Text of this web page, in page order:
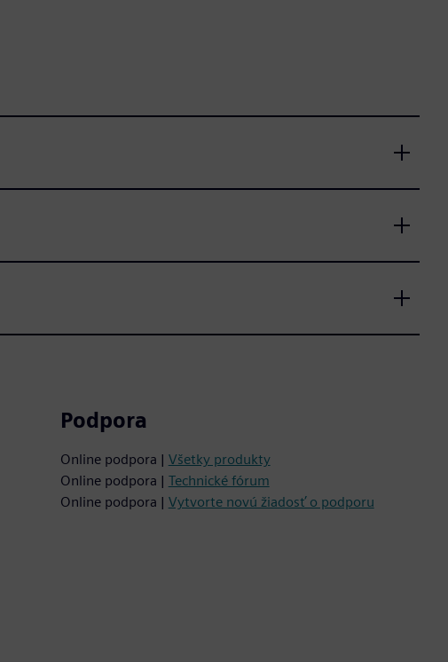
Podpora
Online podpora | Všetky produkty
Online podpora | Technické fórum
Online podpora | Vytvorte novú žiadosť o podporu